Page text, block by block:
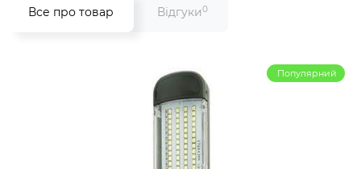
Все про товар Відгуки0
Популярний